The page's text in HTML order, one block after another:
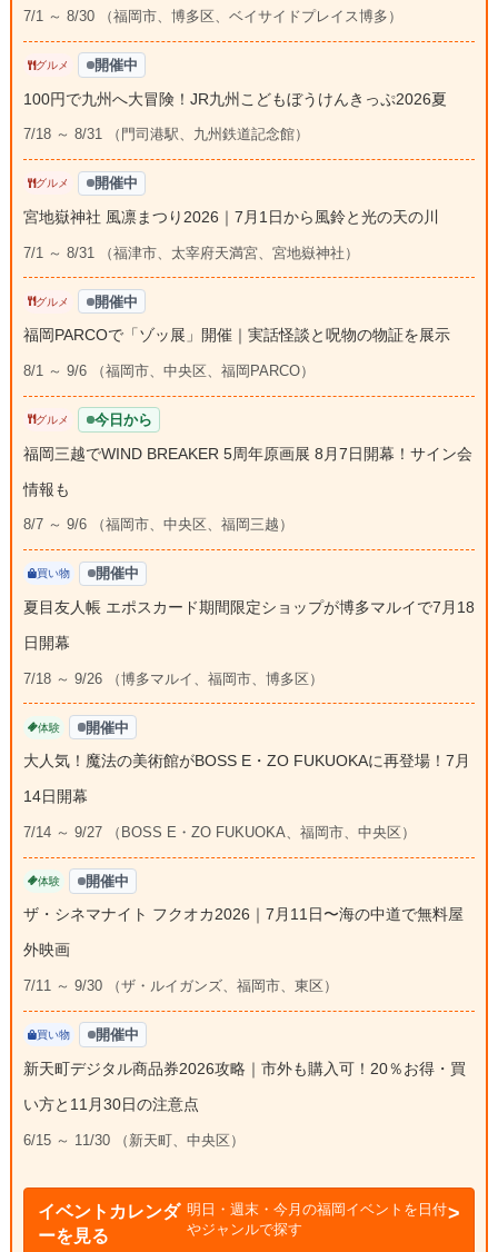
7/1 ～ 8/30 （福岡市、博多区、ベイサイドプレイス博多）
グルメ 開催中
100円で九州へ大冒険！JR九州こどもぼうけんきっぷ2026夏
7/18 ～ 8/31 （門司港駅、九州鉄道記念館）
グルメ 開催中
宮地嶽神社 風凛まつり2026｜7月1日から風鈴と光の天の川
7/1 ～ 8/31 （福津市、太宰府天満宮、宮地嶽神社）
グルメ 開催中
福岡PARCOで「ゾッ展」開催｜実話怪談と呪物の物証を展示
8/1 ～ 9/6 （福岡市、中央区、福岡PARCO）
グルメ 今日から
福岡三越でWIND BREAKER 5周年原画展 8月7日開幕！サイン会
情報も
8/7 ～ 9/6 （福岡市、中央区、福岡三越）
買い物 開催中
夏目友人帳 エポスカード期間限定ショップが博多マルイで7月18
日開幕
7/18 ～ 9/26 （博多マルイ、福岡市、博多区）
体験 開催中
大人気！魔法の美術館がBOSS E・ZO FUKUOKAに再登場！7月
14日開幕
7/14 ～ 9/27 （BOSS E・ZO FUKUOKA、福岡市、中央区）
体験 開催中
ザ・シネマナイト フクオカ2026｜7月11日〜海の中道で無料屋
外映画
7/11 ～ 9/30 （ザ・ルイガンズ、福岡市、東区）
買い物 開催中
新天町デジタル商品券2026攻略｜市外も購入可！20％お得・買
い方と11月30日の注意点
6/15 ～ 11/30 （新天町、中央区）
イベントカレンダ
ーを見る
明日・週末・今月の福岡イベントを日付
やジャンルで探す